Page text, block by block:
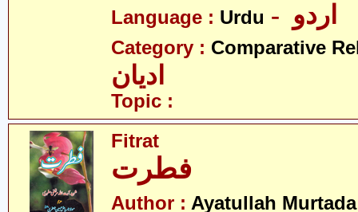
Language : Urdu
Category : Comparative
ادیان
Topic :
Fitrat
Author : Ayatullah